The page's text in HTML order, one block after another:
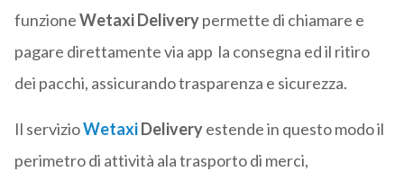
funzioneWetaxi Deliverypermette di chiamare e
pagare direttamente via app la consegna ed il ritiro
dei pacchi, assicurando trasparenza e sicurezza.
Il servizioWetaxiDeliveryestende in questo modo il
perimetro di attività ala trasporto di merci,